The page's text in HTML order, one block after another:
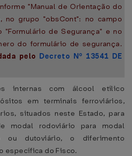
"Manual de Orientação do
no grupo "obsCont": no campo
"Formulário de Segurança" e no
do formulário de segurança.
pelo Decreto Nº 13541 DE
internas com álcool etílico
em terminais ferroviários,
situados neste Estado, para
modal rodoviário para modal
ou dutoviário, o diferimento
específica do Fisco.